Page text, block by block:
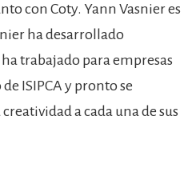
con Coty. Yann Vasnier es
ha desarrollado
trabajado para empresas
ISIPCA y pronto se
a cada una de sus